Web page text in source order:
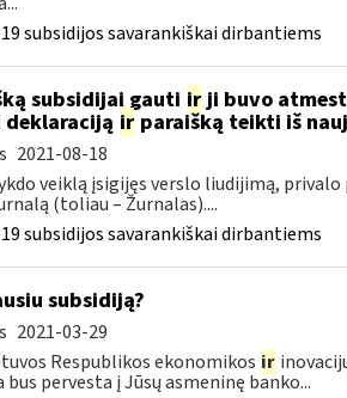
19 subsidijos savarankiškai dirbantiems
subsidijai gauti irji buvo
irparaišką teikti iš
2021-08-18
veiklą įsigijęs verslo liudijimą,
(toliau – Žurnalas)....
19 subsidijos savarankiškai dirbantiems
subsidiją?
2021-03-29
Respublikos ekonomikos ir
bus pervesta į Jūsų asmeninę banko...